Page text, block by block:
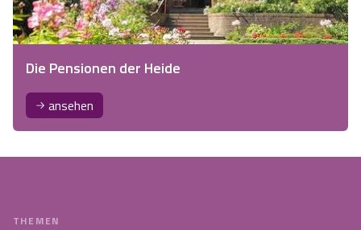
Die Pensionen der Heide
ansehen
THEMEN